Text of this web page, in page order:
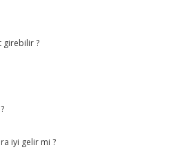
girebilir ?
iyi gelir mi ?